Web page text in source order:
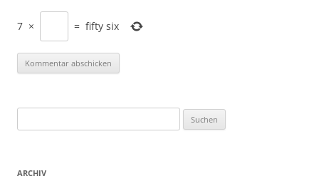
7 × = fifty six
nach:
ARCHIV